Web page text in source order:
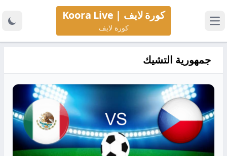
كورة لايف | Koora Live
كورة لايف
جمهورية التشيك